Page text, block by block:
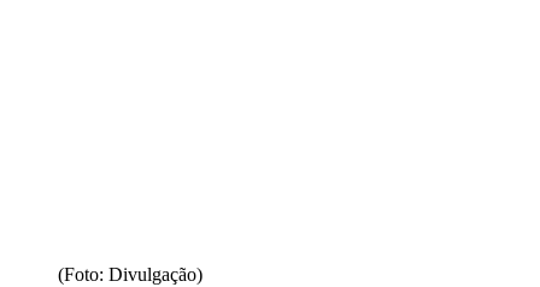
(Foto: Divulgação)